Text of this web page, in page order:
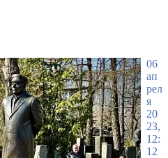
06
ап
рел
я
20
23,
12:
12